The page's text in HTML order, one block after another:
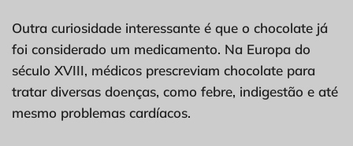
Outra curiosidade interessante é que o chocolate já
foi considerado um medicamento. Na Europa do
século XVIII, médicos prescreviam chocolate para
tratar diversas doenças, como febre, indigestão e até
mesmo problemas cardíacos.